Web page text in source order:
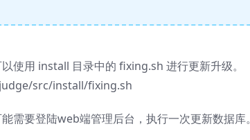
使用 install 目录中的 fixing.sh 进行更新升级。
src/install/fixing.sh
需要登陆web端管理后台，执行一次更新数据库。